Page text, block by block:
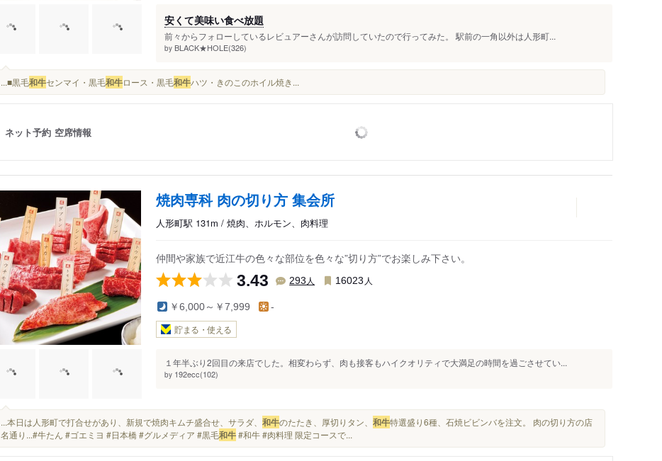
安くて美味い食べ放題
前々からフォローしているレビュアーさんが訪問していたので行ってみた。 駅前の一角以外は人形町...
by BLACK★HOLE(326)
...■黒毛和牛センマイ・黒毛和牛ロース・黒毛和牛ハツ・きのこのホイル焼き...
ネット予約 空席情報
焼肉専科 肉の切り方 集会所
人形町駅 131m / 焼肉、ホルモン、肉料理
仲間や家族で近江牛の色々な部位を色々な”切り方”でお楽しみ下さい。
3.43 293 人 16023 人
￥6,000～￥7,999 -
貯まる・使える
１年半ぶり2回目の来店でした。相変わらず、肉も接客もハイクオリティで大満足の時間を過ごさせてい...
by 192ecc(102)
...本日は人形町で打合せがあり、新規で焼肉キムチ盛合せ、サラダ、 和牛のたたき、厚切りタン、 和牛特選盛り6種、石焼ビビンバを注文。 肉の切り方の店
名通り...#牛たん #ゴエミヨ #日本橋 #グルメディア #黒毛和牛#和牛 #肉料理 限定コースで...